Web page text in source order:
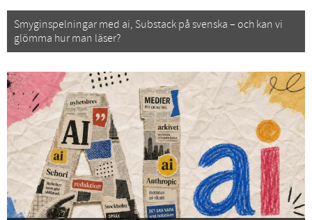
Smyginspelningar med ai, Substack på svenska – och kan vi
glömma hur man läser?